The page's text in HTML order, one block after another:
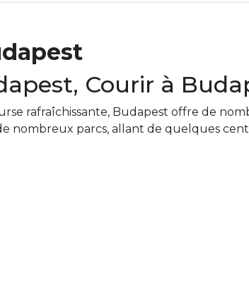
Courir à
rafraîchissante, Budapest offre de
nombreux parcs, allant de quelques